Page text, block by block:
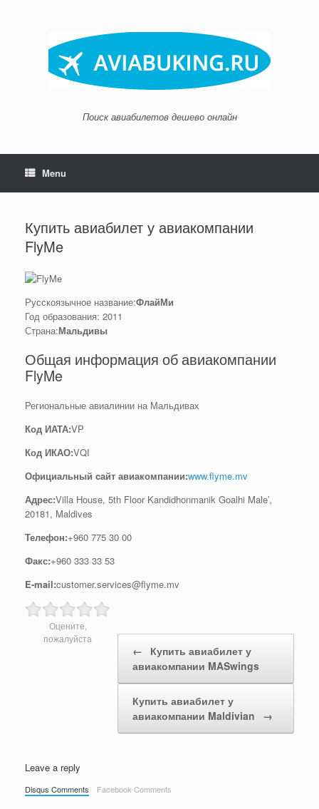
Поиск авиабилетов дешево онлайн
Menu
Купить авиабилет у авиакомпании
FlyMe
Русскоязычное название:ФлайМи
Год образования: 2011
Страна:Мальдивы
Общая информация об авиакомпании
FlyMe
Региональные авиалинии на Мальдивах
Код ИАТА:VP
Код ИКАО:VQI
Официальный cайт авиакомпании:www.flyme.mv
Адрес:Villa House, 5th Floor Kandidhonmanik Goalhi Male’,
20181, Maldives
Телефон:+960 775 30 00
Факс:+960 333 33 53
E-mail:customer.services@flyme.mv
Оцените,
пожалуйста
Post navigation
←
Купить авиабилет у
авиакомпании MASwings
Купить авиабилет у
авиакомпании Maldivian
→
Leave a reply
Disqus Comments Facebook Comments